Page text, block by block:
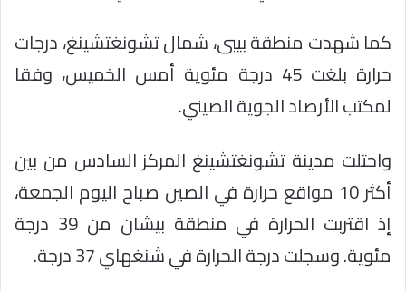
كما شهدت منطقة بيبى، شمال تشونغتشينغ، درجات
حرارة بلغت 45 درجة مئوية أمس الخميس، وفقا
لمكتب الأرصاد الجوية الصيني.
واحتلت مدينة تشونغتشينغ المركز السادس من بين
أكثر 10 مواقع حرارة في الصين صباح اليوم الجمعة،
إذ اقتربت الحرارة في منطقة بيشان من 39 درجة
مئوية. وسجلت درجة الحرارة في شنغهاي 37 درجة.